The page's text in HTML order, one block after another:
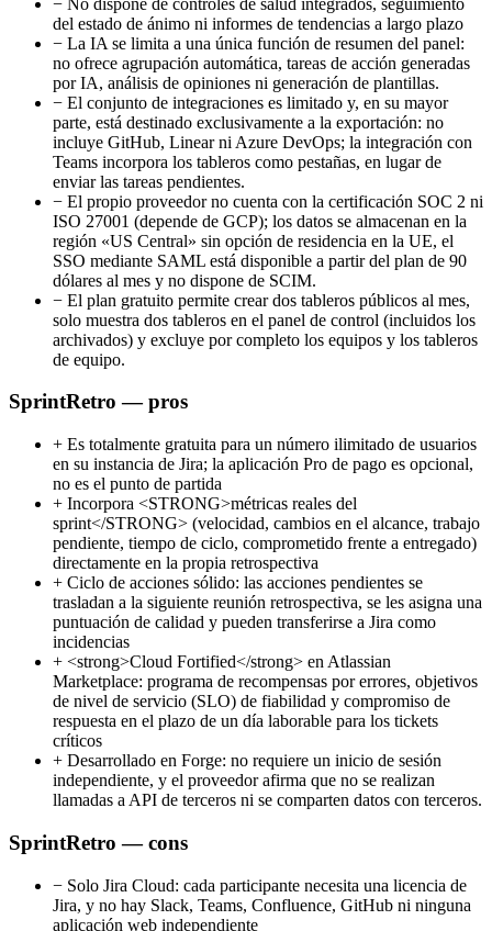
del estado de ánimo ni informes de tendencias a largo plazo
− La IA se limita a una única función de resumen del panel:
no ofrece agrupación automática, tareas de acción generadas
por IA, análisis de opiniones ni generación de plantillas.
− El conjunto de integraciones es limitado y, en su mayor
parte, está destinado exclusivamente a la exportación: no
incluye GitHub, Linear ni Azure DevOps; la integración con
Teams incorpora los tableros como pestañas, en lugar de
enviar las tareas pendientes.
− El propio proveedor no cuenta con la certificación SOC 2 ni
ISO 27001 (depende de GCP); los datos se almacenan en la
región «US Central» sin opción de residencia en la UE, el
SSO mediante SAML está disponible a partir del plan de 90
dólares al mes y no dispone de SCIM.
− El plan gratuito permite crear dos tableros públicos al mes,
solo muestra dos tableros en el panel de control (incluidos los
archivados) y excluye por completo los equipos y los tableros
de equipo.
SprintRetro — pros
+ Es totalmente gratuita para un número ilimitado de usuarios
en su instancia de Jira; la aplicación Pro de pago es opcional,
no es el punto de partida
+ Incorpora <STRONG>métricas reales del
sprint</STRONG> (velocidad, cambios en el alcance, trabajo
pendiente, tiempo de ciclo, comprometido frente a entregado)
directamente en la propia retrospectiva
+ Ciclo de acciones sólido: las acciones pendientes se
trasladan a la siguiente reunión retrospectiva, se les asigna una
puntuación de calidad y pueden transferirse a Jira como
incidencias
+ <strong>Cloud Fortified</strong> en Atlassian
Marketplace: programa de recompensas por errores, objetivos
de nivel de servicio (SLO) de fiabilidad y compromiso de
respuesta en el plazo de un día laborable para los tickets
críticos
+ Desarrollado en Forge: no requiere un inicio de sesión
independiente, y el proveedor afirma que no se realizan
llamadas a API de terceros ni se comparten datos con terceros.
SprintRetro — cons
− Solo Jira Cloud: cada participante necesita una licencia de
Jira, y no hay Slack, Teams, Confluence, GitHub ni ninguna
aplicación web independiente